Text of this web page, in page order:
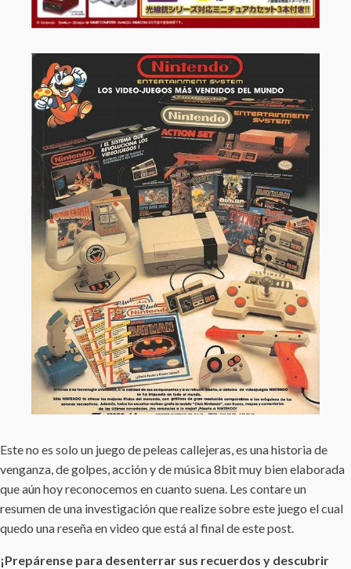
Este no es solo un juego de peleas callejeras, es una historia de
venganza, de golpes, acción y de música 8bit muy bien elaborada
que aún hoy reconocemos en cuanto suena. Les contare un
resumen de una investigación que realize sobre este juego el cual
quedo una reseña en video que está al final de este post.
¡Prepárense para desenterrar sus recuerdos y descubrir